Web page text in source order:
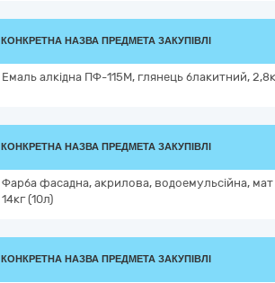
КОНКРЕТНА НАЗВА ПРЕДМЕТА ЗАКУПІВЛІ
Емаль алкідна ПФ-115М, глянець блакитний,
КОНКРЕТНА НАЗВА ПРЕДМЕТА ЗАКУПІВЛІ
Фарба фасадна, акрилова, водоемульсійна, мат
14кг (10л)
КОНКРЕТНА НАЗВА ПРЕДМЕТА ЗАКУПІВЛІ